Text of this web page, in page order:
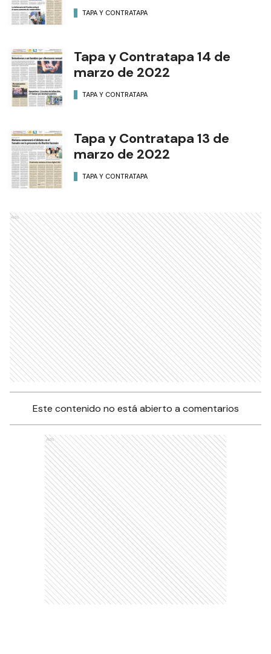
TAPA Y CONTRATAPA
Tapa y Contratapa 14 de
marzo de 2022
TAPA Y CONTRATAPA
Tapa y Contratapa 13 de
marzo de 2022
TAPA Y CONTRATAPA
Ads
Este contenido no está abierto a comentarios
Ads